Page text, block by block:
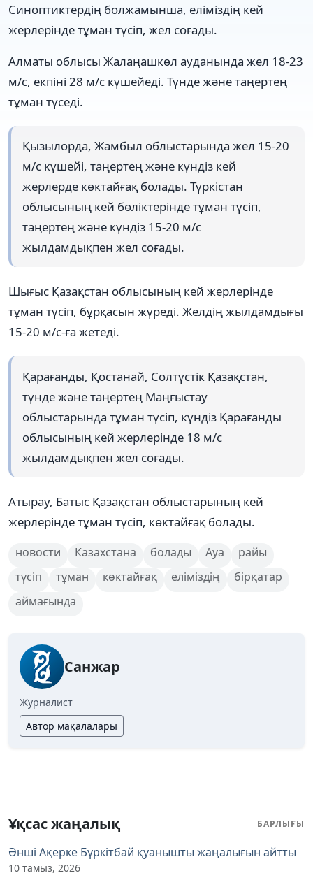
Синоптиктердің болжамынша, еліміздің кей
жерлерінде тұман түсіп, жел соғады.
Алматы облысы Жалаңашкөл ауданында жел 18-23
м/с, екпіні 28 м/с күшейеді. Түнде және таңертең
тұман түседі.
Қызылорда, Жамбыл облыстарында жел 15-20
м/с күшейі, таңертең және күндіз кей
жерлерде көктайғақ болады. Түркістан
облысының кей бөліктерінде тұман түсіп,
таңертең және күндіз 15-20 м/с
жылдамдықпен жел соғады.
Шығыс Қазақстан облысының кей жерлерінде
тұман түсіп, бұрқасын жүреді. Желдің жылдамдығы
15-20 м/с-ға жетеді.
Қарағанды, Қостанай, Солтүстік Қазақстан,
түнде және таңертең Маңғыстау
облыстарында тұман түсіп, күндіз Қарағанды
облысының кей жерлерінде 18 м/с
жылдамдықпен жел соғады.
Атырау, Батыс Қазақстан облыстарының кей
жерлерінде тұман түсіп, көктайғақ болады.
новости Казахстана болады Ауа
райы
түсіп
тұман көктайғақ еліміздің
бірқатар
аймағында
Санжар
Журналист
Автор мақалалары
Ұқсас жаңалық БАРЛЫҒЫ
Әнші Ақерке Бүркітбай қуанышты жаңалығын айтты
10 тамыз, 2026